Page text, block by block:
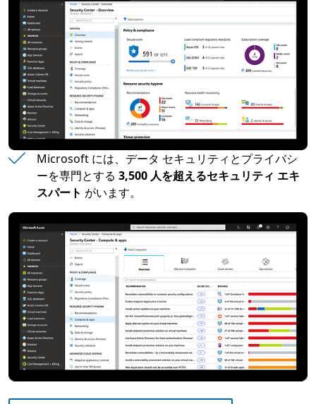
Microsoft には、データ セキュリティとプライバシ
ーを専門とする 3,500 人を超えるセキュリティ エキ
スパート がいます。